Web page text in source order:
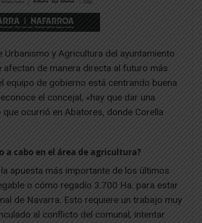
y Agricultura del ayuntamiento
afectan de manera directa al futuro más
equipo de gobierno está centrando buena
el concejal, «hay que dar una
ocurrió en Abatores, donde Corella
a cabo en el área de agricultura?
apuesta más importante de los últimos
o cómo regadío 3.700 Ha. para estar
de Navarra. Esto requiere un trabajo muy
al conflicto del comunal, intentar